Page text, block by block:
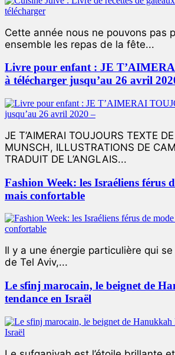
Cette année nous ne pouvons pas
ensemble les repas de la fête...
Livre pour enfant : JE
à télécharger jusqu’au 26 avril
JE T’AIMERAI TOUJOURS TEXTE
MUNSCH, ILLUSTRATIONS DE
TRADUIT DE L’ANGLAIS...
Fashion Week: les Israéliens férus
mais confortable
Il y a une énergie particulière qui
de Tel Aviv,...
Le sfinj marocain, le beignet de
tendance en Israël